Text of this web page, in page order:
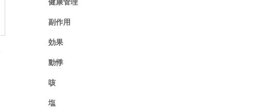
健康管理
副作用
効果
動悸
咳
塩